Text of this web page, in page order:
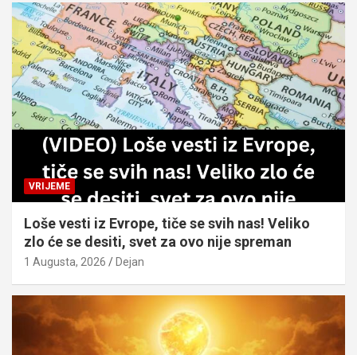
VRIJEME
Loše vesti iz Evrope, tiče se svih nas! Veliko
zlo će se desiti, svet za ovo nije spreman
1 Augusta, 2026 Dejan